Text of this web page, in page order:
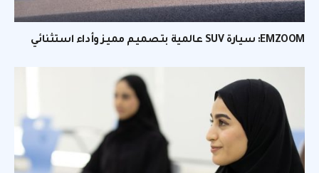
EMZOOM: سيارة SUV عالمية بتصميم مميز وأداء استثنائي